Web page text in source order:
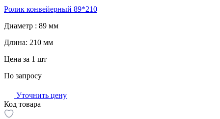
Ролик конвейерный 89*210
Диаметр : 89 мм
Длина: 210 мм
Цена за 1 шт
По запросу
Уточнить цену
Код товара